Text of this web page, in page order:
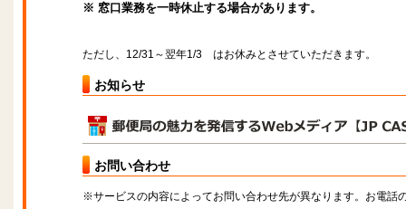
※ 窓口業務を一時休止する場合があります。
ただし、12/31～翌年1/3 はお休みとさせていただきます。
お知らせ
お問い合わせ
※サービスの内容によってお問い合わせ先が異なります。お電話